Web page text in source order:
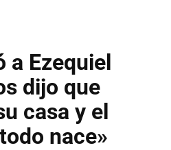
a Ezequiel
dijo que
casa y el
nace»